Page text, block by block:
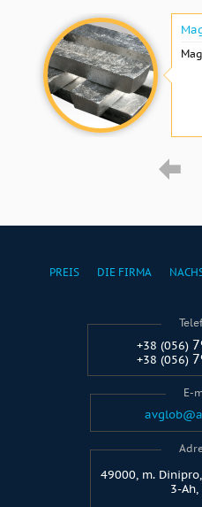
PREIS DIE FIRMA
+38 (056)
+38 (056)
E-
49000, m.
3-